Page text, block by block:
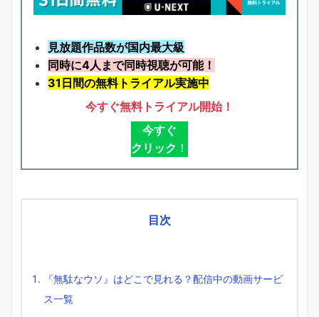
見放題作品数が国内最大級
同時に4人まで同時視聴が可能！
31日間の無料トライアル実施中
今すぐ無料トライアル開始！
今すぐ
クリック ！
目次
『無駄なウソ』はどこで見れる？配信中の動画サービ
ス一覧